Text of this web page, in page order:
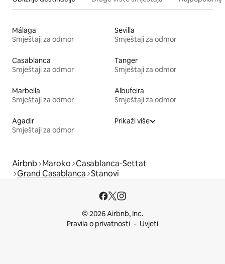
Málaga
Smještaji za odmor
Sevilla
Smještaji za odmor
Casablanca
Smještaji za odmor
Tanger
Smještaji za odmor
Marbella
Smještaji za odmor
Albufeira
Smještaji za odmor
Agadir
Smještaji za odmor
Prikaži više
Airbnb Maroko Casablanca-Settat
Grand Casablanca Stanovi
© 2026 Airbnb, Inc.
Pravila o privatnosti
Uvjeti